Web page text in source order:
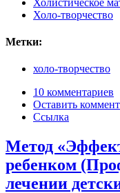
Холо-творчество
Метки:
холо-творчество
10 комментариев
Оставить
Ссылка
Метод
ребенком
лечении